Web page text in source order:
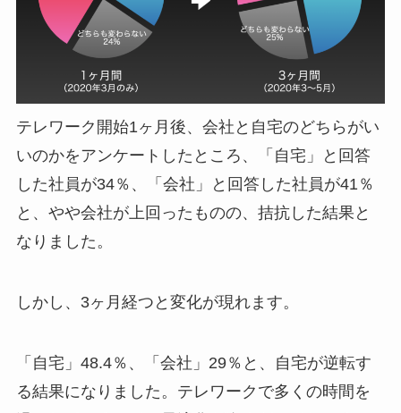
テレワーク開始1ヶ月後、会社と自宅のどちらがい
いのかをアンケートしたところ、「自宅」と回答
した社員が34％、「会社」と回答した社員が41％
と、やや会社が上回ったものの、拮抗した結果と
なりました。
しかし、3ヶ月経つと変化が現れます。
「自宅」48.4％、「会社」29％と、自宅が逆転す
る結果になりました。テレワークで多くの時間を